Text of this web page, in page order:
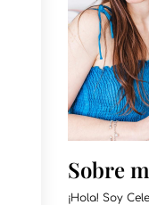
Sobre
¡Hola! Soy